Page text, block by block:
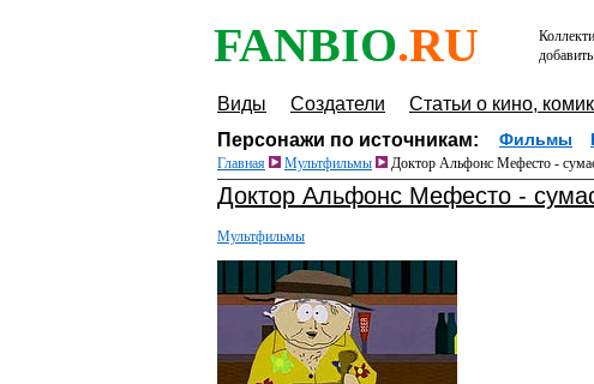
FANBIO.RU
Виды Создатели Статьи о кино,
Персонажи по источникам:
Фильмы
Главная Мультфильмы Доктор Альфонс Мефесто -
Доктор Альфонс Мефесто -
Мультфильмы